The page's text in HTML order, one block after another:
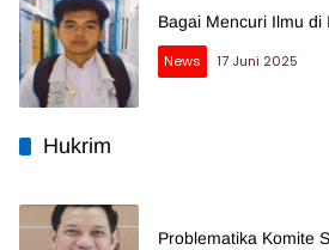
Bagai Mencuri Ilmu di
News 17 Juni 2025
Hukrim
Problematika Komite